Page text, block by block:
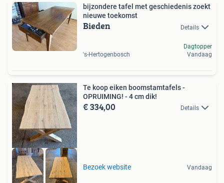
bijzondere tafel met geschiedenis zoekt
nieuwe toekomst
Bieden Details
's-Hertogenbosch
Dagtopper
Vandaag
Te koop eiken boomstamtafels -
OPRUIMING! - 4 cm dik!
€ 334,00 Details
Bezoek website Vandaag